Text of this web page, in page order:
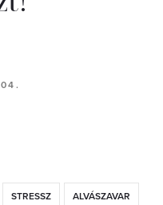
STRESSZ ALVÁSZAVAR